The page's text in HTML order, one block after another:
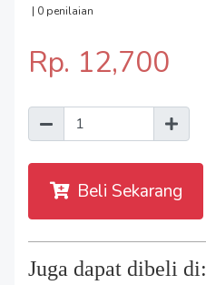
| 0 penilaian
Rp. 12,700
Beli Sekarang
Juga dapat dibeli di: